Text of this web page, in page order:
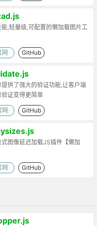
能,轻量级,可配置的懒加载图片工
网 GitHub
提供了强大的验证功能,让客户端
验证变得更简单
网 GitHub
式图像延迟加载JS插件【懒加
网 GitHub